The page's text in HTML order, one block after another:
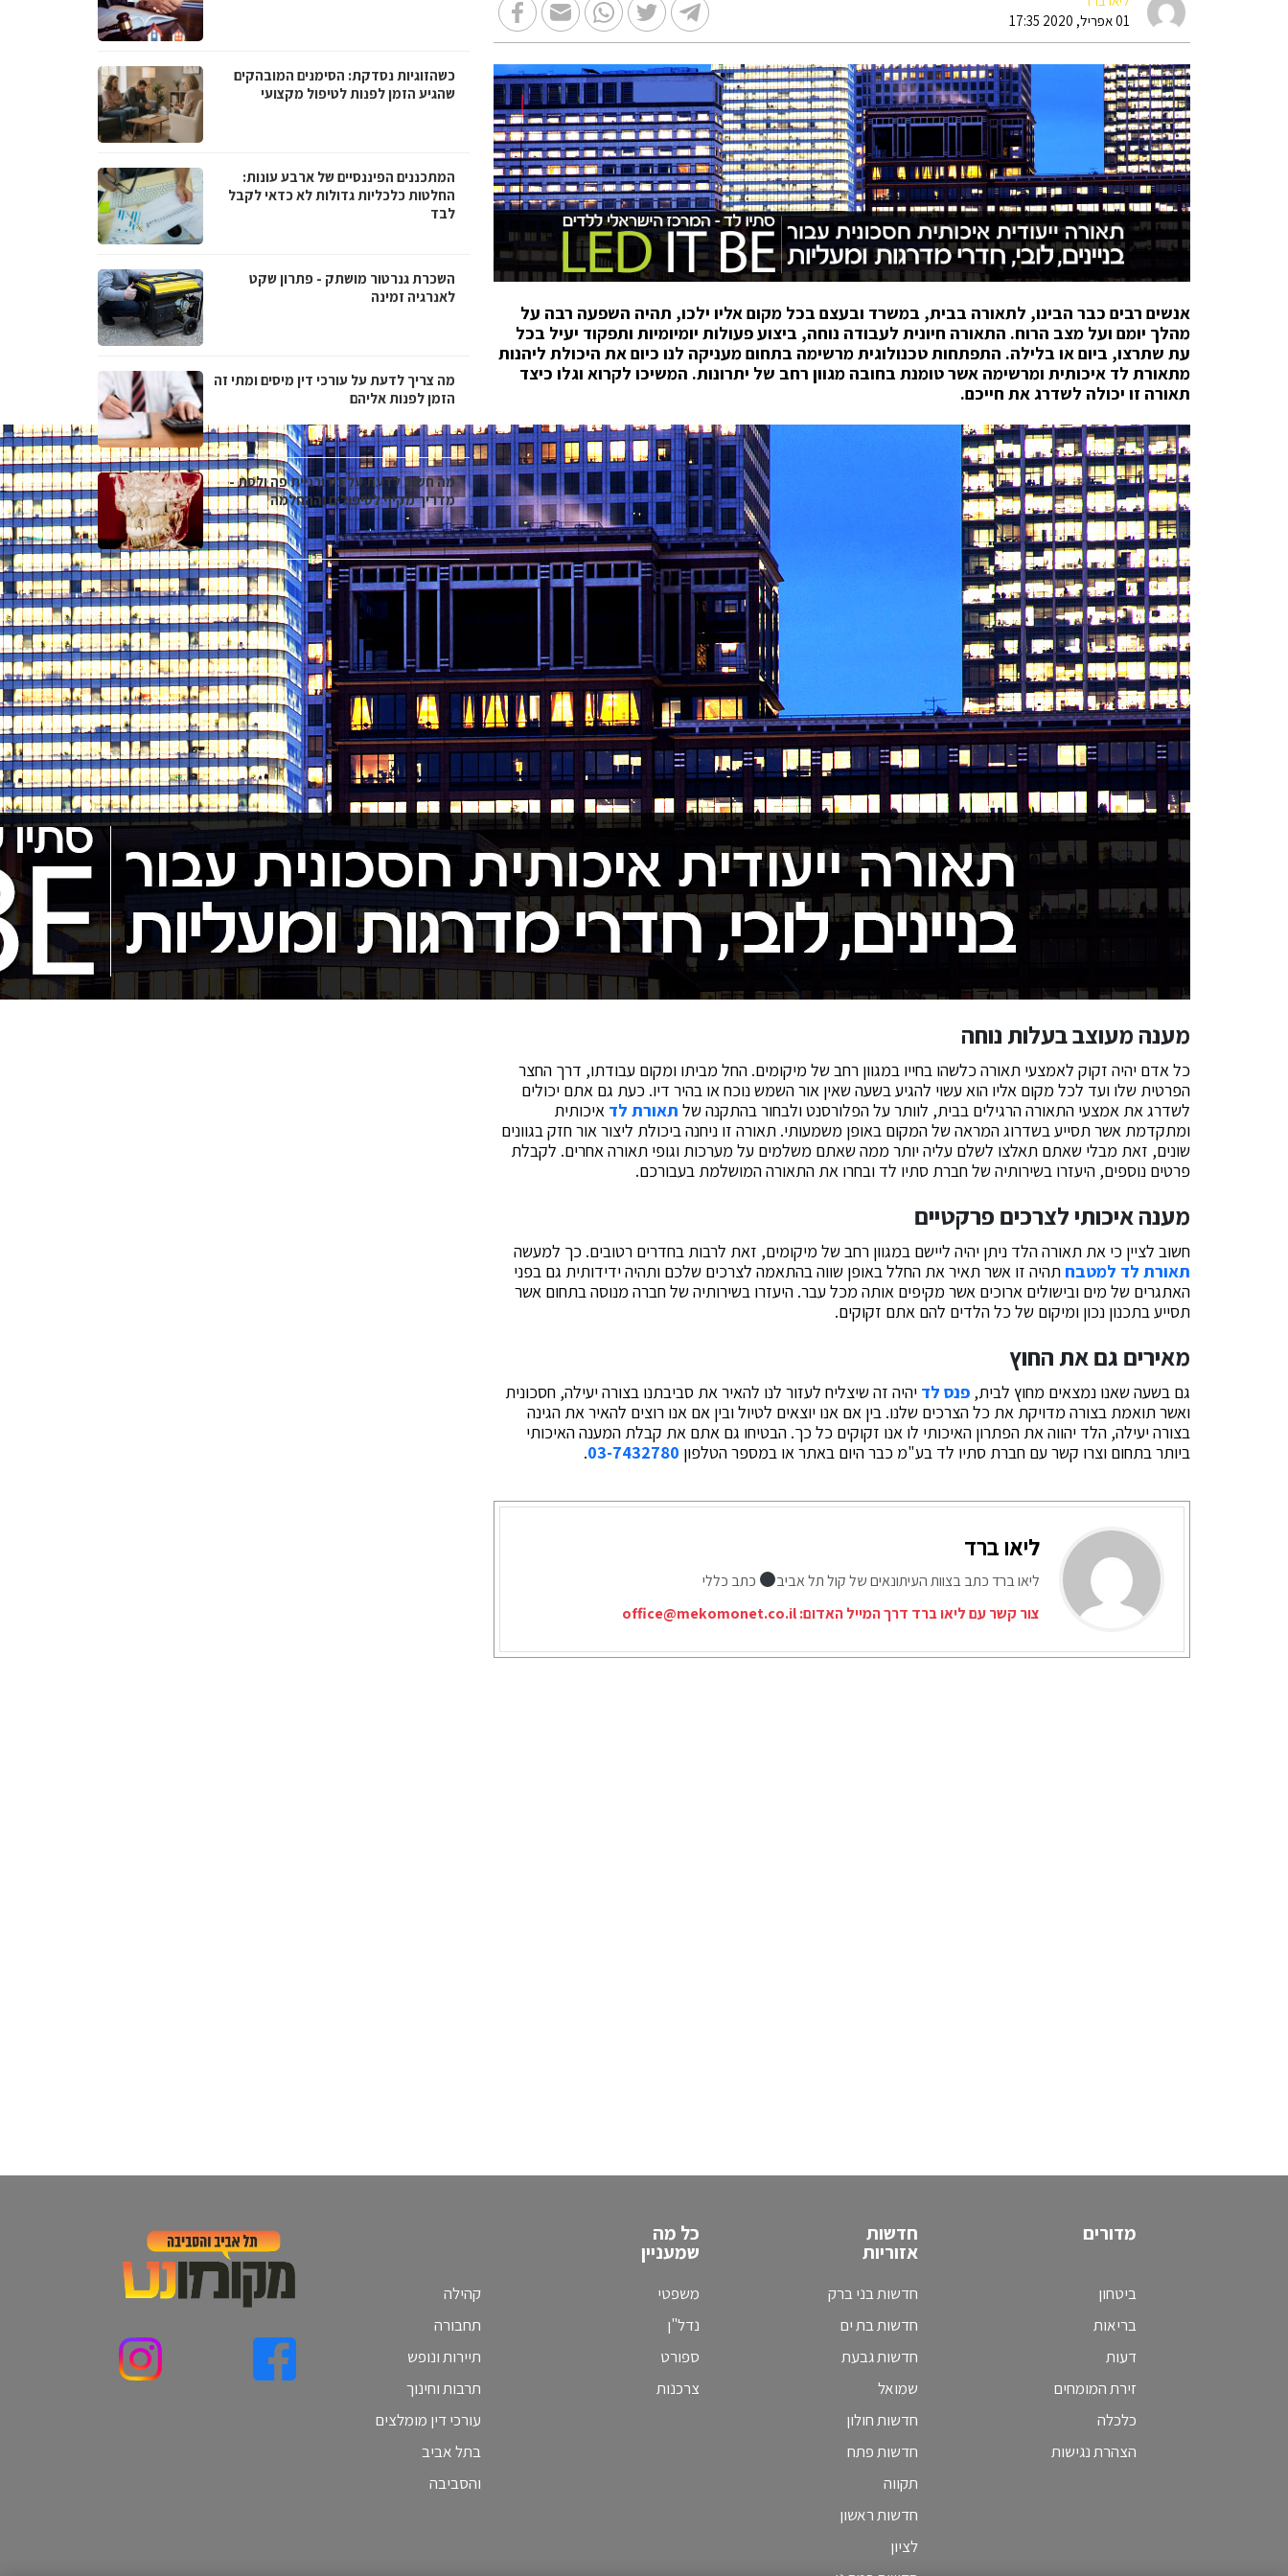
01 אפריל, 2020 17:35
אנשים רבים כבר הבינו, לתאורה בבית, במשרד ובעצם בכל מקום אליו ילכו, תהיה השפעה רבה על
מהלך יומם ועל מצב הרוח. התאורה חיונית לעבודה נוחה, ביצוע פעולות יומיומיות ותפקוד יעיל בכל
עת שתרצו, ביום או בלילה. התפתחות טכנולוגית מרשימה בתחום מעניקה לנו כיום את היכולת ליהנות
מתאורת לד איכותית ומרשימה אשר טומנת בחובה מגוון רחב של יתרונות. המשיכו לקרוא וגלו כיצד
תאורה זו יכולה לשדרג את חייכם.
מענה מעוצב בעלות נוחה
כל אדם יהיה זקוק לאמצעי תאורה כלשהו בחייו במגוון רחב של מיקומים. החל מביתו ומקום עבודתו, דרך החצר
הפרטית שלו ועד לכל מקום אליו הוא עשוי להגיע בשעה שאין אור השמש נוכח או בהיר דיו. כעת גם אתם יכולים
לשדרג את אמצעי התאורה הרגילים בבית, לוותר על הפלורסנט ולבחור בהתקנה של תאורת לד איכותית
ומתקדמת אשר תסייע בשדרוג המראה של המקום באופן משמעותי. תאורה זו ניחנה ביכולת ליצור אור חזק בגוונים
שונים, זאת מבלי שאתם תאלצו לשלם עליה יותר ממה שאתם משלמים על מערכות וגופי תאורה אחרים. לקבלת
פרטים נוספים, היעזרו בשירותיה של חברת סתיו לד ובחרו את התאורה המושלמת בעבורכם.
מענה איכותי לצרכים פרקטיים
חשוב לציין כי את תאורה הלד ניתן יהיה ליישם במגוון רחב של מיקומים, זאת לרבות בחדרים רטובים. כך למעשה
תאורת לד למטבח תהיה זו אשר תאיר את החלל באופן שווה בהתאמה לצרכים שלכם ותהיה ידידותית גם בפני
האתגרים של מים ובישולים ארוכים אשר מקיפים אותה מכל עבר. היעזרו בשירותיה של חברה מנוסה בתחום אשר
תסייע בתכנון נכון ומיקום של כל הלדים להם אתם זקוקים.
מאירים גם את החוץ
גם בשעה שאנו נמצאים מחוץ לבית, פנס לד יהיה זה שיצליח לעזור לנו להאיר את סביבתנו בצורה יעילה, חסכונית
ואשר תואמת בצורה מדויקת את כל הצרכים שלנו. בין אם אנו יוצאים לטיול ובין אם אנו רוצים להאיר את הגינה
בצורה יעילה, הלד יהווה את הפתרון האיכותי לו אנו זקוקים כל כך. הבטיחו גם אתם את קבלת המענה האיכותי
ביותר בתחום וצרו קשר עם חברת סתיו לד בע"מ כבר היום באתר או במספר הטלפון 03-7432780
.
ליאו ברד
ליאו ברד כתב בצוות העיתונאים של קול תל אביב
כתב כללי
צור קשר עם ליאו ברד דרך המייל האדום:office@mekomonet.co.il
כשהזוגיות נסדקת: הסימנים המובהקים
שהגיע הזמן לפנות לטיפול מקצועי
המתכננים הפיננסיים של ארבע עונות:
החלטות כלכליות גדולות לא כדאי לקבל
לבד
השכרת גנרטור מושתק - פתרון שקט
לאנרגיה זמינה
מה צריך לדעת על עורכי דין מיסים ומתי זה
הזמן לפנות אליהם
מה חשוב לדעת על כירורגיית פה ולסת -
מדריך מקיף לטיפולים וההחלמה
מדורים
ביטחון
בריאות
דעות
זירת המומחים
כלכלה
הצהרת נגישות
חדשות
אזוריות
חדשות בני ברק
חדשות בת ים
חדשות גבעת
שמואל
חדשות חולון
חדשות פתח
תקווה
חדשות ראשון
לציון
כל מה
שמעניין
משפטי
נדל"ן
ספורט
צרכנות
קהילה
תחבורה
תיירות ונופש
תרבות וחינוך
עורכי דין מומלצים
בתל אביב
והסביבה